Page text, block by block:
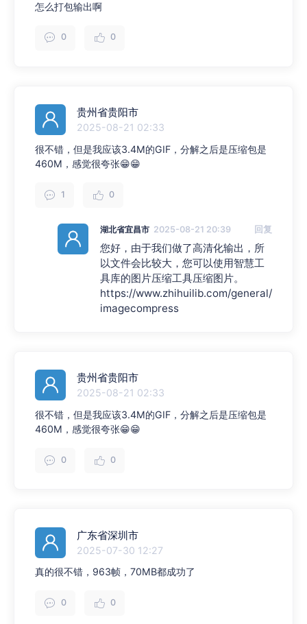
怎么打包输出啊
0 0
贵州省贵阳市
2025-08-21 02:33
很不错，但是我应该3.4M的GIF，分解之后是压缩包是
460M，感觉很夸张😁😁
1 0
湖北省宜昌市 2025-08-21 20:39 回复
您好，由于我们做了高清化输出，所
以文件会比较大，您可以使用智慧工
具库的图片压缩工具压缩图片。
https://www.zhihuilib.com/general/
imagecompress
贵州省贵阳市
2025-08-21 02:33
很不错，但是我应该3.4M的GIF，分解之后是压缩包是
460M，感觉很夸张😁😁
0 0
广东省深圳市
2025-07-30 12:27
真的很不错，963帧，70MB都成功了
0 0